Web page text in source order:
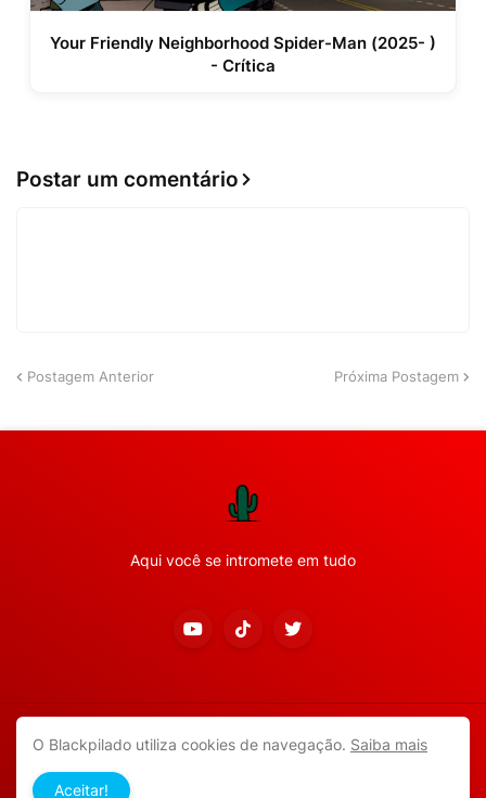
Your Friendly Neighborhood Spider-Man (2025- )
- Crítica
Postar um comentário
Postagem Anterior Próxima Postagem
Aqui você se intromete em tudo
Copyright ©2026Todos os direitos reservados.
APP ANDROID
O Blackpilado utiliza cookies de navegação. Saiba mais
Aceitar!